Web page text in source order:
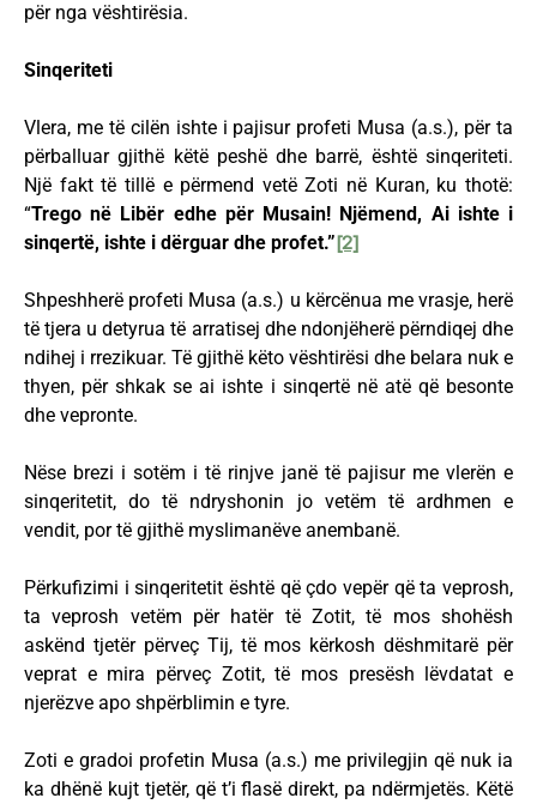
për nga vështirësia.
Sinqeriteti
Vlera, me të cilën ishte i pajisur profeti Musa (a.s.), për ta
përballuar gjithë këtë peshë dhe barrë, është sinqeriteti.
Një fakt të tillë e përmend vetë Zoti në Kuran, ku thotë:
“Trego në Libër edhe për Musain! Njëmend, Ai ishte i
sinqertë, ishte i dërguar dhe profet.”[2]
Shpeshherë profeti Musa (a.s.) u kërcënua me vrasje, herë
të tjera u detyrua të arratisej dhe ndonjëherë përndiqej dhe
ndihej i rrezikuar. Të gjithë këto vështirësi dhe belara nuk e
thyen, për shkak se ai ishte i sinqertë në atë që besonte
dhe vepronte.
Nëse brezi i sotëm i të rinjve janë të pajisur me vlerën e
sinqeritetit, do të ndryshonin jo vetëm të ardhmen e
vendit, por të gjithë myslimanëve anembanë.
Përkufizimi i sinqeritetit është që çdo vepër që ta veprosh,
ta veprosh vetëm për hatër të Zotit, të mos shohësh
askënd tjetër përveç Tij, të mos kërkosh dëshmitarë për
veprat e mira përveç Zotit, të mos presësh lëvdatat e
njerëzve apo shpërblimin e tyre.
Zoti e gradoi profetin Musa (a.s.) me privilegjin që nuk ia
ka dhënë kujt tjetër, që t’i flasë direkt, pa ndërmjetës. Këtë